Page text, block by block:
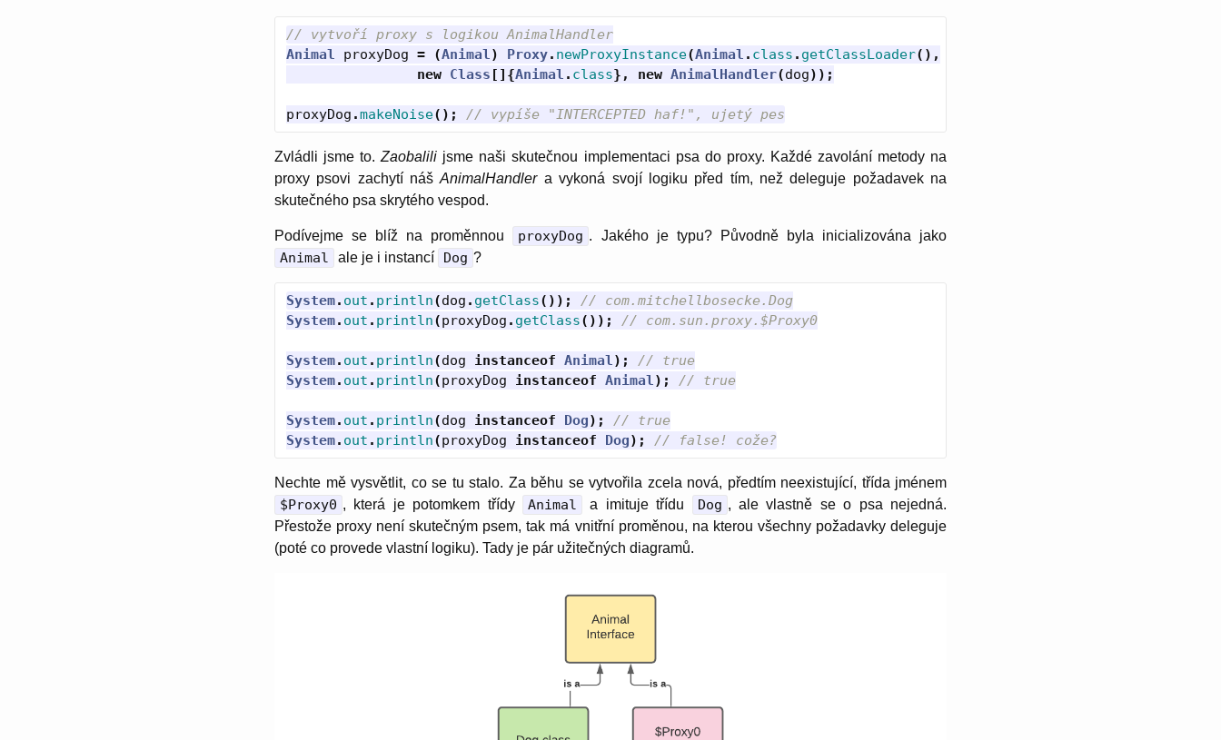
// vytvoří proxy s logikou AnimalHandler
Animal
proxyDog = (Animal) Proxy. newProxyInstance(Animal . class . getClassLoader(),
new Class []{Animal . class}, new AnimalHandler(dog));
proxyDog .makeNoise(); // vypíše "INTERCEPTED haf!", ujetý pes
Zvládli jsme to.Zaobalili jsme naši skutečnou implementaci psa do proxy. Každé zavolání metody na
proxy psovi zachytí nášAnimalHandlera vykoná svojí logiku před tím, než deleguje požadavek na
skutečného psa skrytého vespod.
Podívejme se blíž na proměnnou proxyDog . Jakého je typu? Původně byla inicializována jako
Animal ale je i instancí Dog ?
System. out . println(dog . getClass());
// com.mitchellbosecke.Dog
System. out . println(proxyDog . getClass()); // com.sun.proxy.$Proxy0
System. out . println(dog instanceof Animal);
// true
System. out . println(proxyDog instanceof Animal); // true
System. out . println(dog instanceof Dog);
// true
System. out . println(proxyDog instanceof Dog); // false! cože?
Nechte mě vysvětlit, co se tu stalo. Za běhu se vytvořila zcela nová, předtím neexistující, třída jménem
$Proxy0 , která je potomkem třídy Animal a imituje třídu Dog , ale vlastně se o psa nejedná.
Přestože proxy není skutečným psem, tak má vnitřní proměnou, na kterou všechny požadavky deleguje
(poté co provede vlastní logiku). Tady je pár užitečných diagramů.